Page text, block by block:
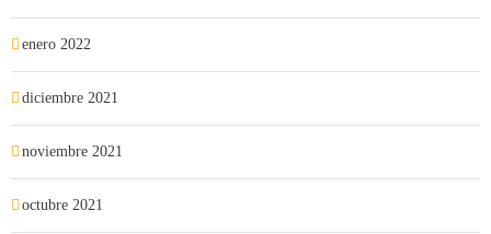
enero 2022
diciembre 2021
noviembre 2021
octubre 2021